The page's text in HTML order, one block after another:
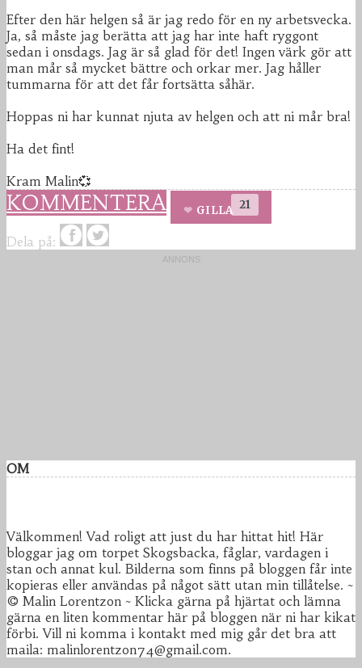
Efter den här helgen så är jag redo för en ny arbetsvecka.
Ja, så måste jag berätta att jag har inte haft ryggont
sedan i onsdags. Jag är så glad för det! Ingen värk gör att
man mår så mycket bättre och orkar mer. Jag håller
tummarna för att det får fortsätta såhär.
Hoppas ni har kunnat njuta av helgen och att ni mår bra!
Ha det fint!
Kram Malin💞
KOMMENTERA 21
GILLA
Dela på:
OM
Välkommen! Vad roligt att just du har hittat hit! Här
bloggar jag om torpet Skogsbacka, fåglar, vardagen i
stan och annat kul. Bilderna som finns på bloggen får inte
kopieras eller användas på något sätt utan min tillåtelse. ~
© Malin Lorentzon ~ Klicka gärna på hjärtat och lämna
gärna en liten kommentar här på bloggen när ni har kikat
förbi. Vill ni komma i kontakt med mig går det bra att
maila: malinlorentzon74@gmail.com.